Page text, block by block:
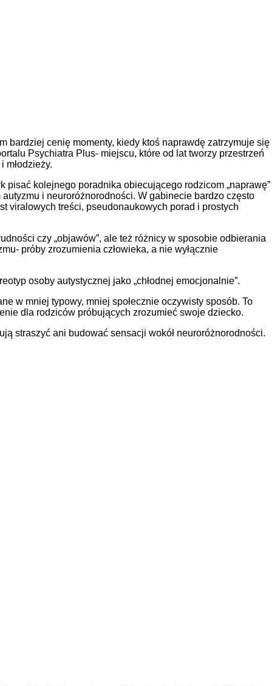
bardziej cenię momenty, kiedy ktoś naprawdę zatrzymuje się
Psychiatra Plus- miejscu, które od lat tworzy przestrzeń
młodzieży.
pisać kolejnego poradnika obiecującego rodzicom „naprawę”
i neuroróżnorodności. W gabinecie bardzo często
viralowych treści, pseudonaukowych porad i prostych
czy „objawów”, ale też różnicy w sposobie odbierania
próby zrozumienia człowieka, a nie wyłącznie
osoby autystycznej jako „chłodnej emocjonalnie”.
w mniej typowy, mniej społecznie oczywisty sposób. To
dla rodziców próbujących zrozumieć swoje dziecko.
straszyć ani budować sensacji wokół neuroróżnorodności.